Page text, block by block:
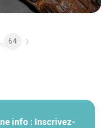
... 64
info : Inscrivez-